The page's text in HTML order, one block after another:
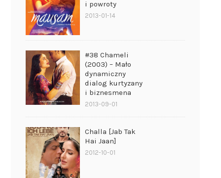
i powroty
2013-01-14
#38 Chameli
(2003) – Mało
dynamiczny
dialog kurtyzany
i biznesmena
2013-09-01
Challa [Jab Tak
Hai Jaan]
2012-10-01